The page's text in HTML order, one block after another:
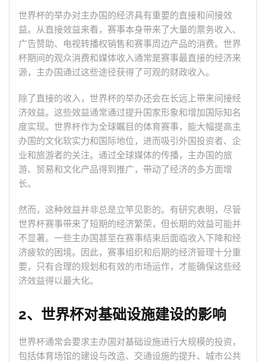
世界杯的举办对主办国的经济具有重要的直接和间接效
益。从直接效益来看，赛事本身带来了大量的票务收入、
广告赞助、电视转播权销售和赛事周边产品的消费。世界
杯期间的观众消费和媒体收入通常是赛事最直接的经济来
源，主办国通过这些途径获得了可观的财政收入。
除了直接的收入，世界杯的举办还会在长远上带来间接经
济效益。这些效益通常通过提升国家形象和增加国际知名
度实现。世界杯作为全球瞩目的体育赛事，能大幅提高主
办国的文化软实力和国际地位，进而吸引外国投资者、企
业和旅游者的关注。通过全球媒体的传播，主办国的旅
游、贸易和文化产品得到推广，带动了经济的多方面增
长。
然而，这种效益并非总是立竿见影的。有研究表明，尽管
世界杯赛事带来了短期的经济繁荣，但长期的效益可能并
不显著。一些主办国甚至在赛事结束后面临收入下降和经
济疲软的困境。因此，赛事组织和后期的经济管理十分重
要，只有合理的规划和有效的市场运作，才能确保这些经
济效益得以最大化。
2、世界杯对基础设施建设的影响
世界杯通常会要求主办国对基础设施进行大规模的投资，
包括体育场馆的建设与改造、交通设施的提升、城市公共